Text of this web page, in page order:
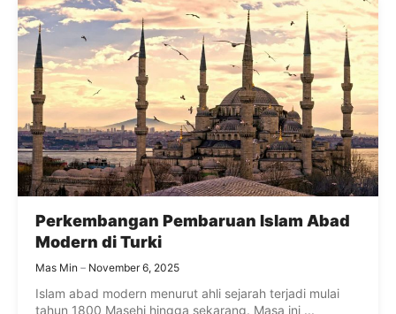
Perkembangan Pembaruan Islam Abad
Modern di Turki
Mas Min November 6, 2025
Islam abad modern menurut ahli sejarah terjadi mulai
tahun 1800 Masehi hingga sekarang. Masa ini ...